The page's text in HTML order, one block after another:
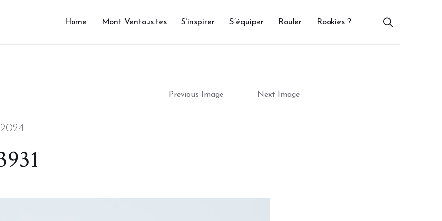
Home Mont Ventous.tes S’inspirer S’équiper Rouler Rookies ?
Previous Image Next Image
2024